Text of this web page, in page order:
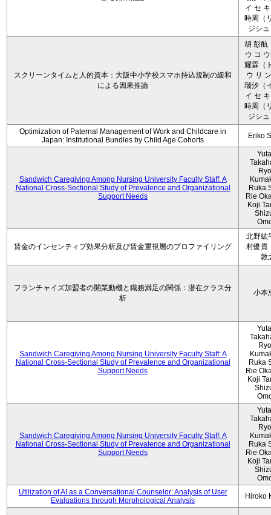
イ セ
時周（
ジシ
スクリーンタイムと人的資本：大阪中小学校スマホ持込規制の緩和
による因果推論
胡 彭航
ウ コ
耀霖（
ウ リ
瑞汐（
イ セ
時周（
ジシ
Optimization of Paternal Management of Work and Childcare in
Japan: Institutional Bundles by Child Age Cohorts
Eriko
Sandwich Caregiving Among Nursing University Faculty Staff: A
National Cross-Sectional Study of Prevalence and Organizational
Support Needs
Ruka
Rie
Koji
賃金のインセンティブ効果分析及び賃金重視層のプロファイリング
北野紘
村優貴
敦
フランチャイズ加盟者の開業動機と職務満足の関係：潜在クラス分
析
小本
Sandwich Caregiving Among Nursing University Faculty Staff: A
National Cross-Sectional Study of Prevalence and Organizational
Support Needs
Ruka
Rie
Koji
Sandwich Caregiving Among Nursing University Faculty Staff: A
National Cross-Sectional Study of Prevalence and Organizational
Support Needs
Ruka
Rie
Koji
Utilization of AI as a Conversational Counselor: Analysis of User
Evaluations through Morphological Analysis
Hiroko